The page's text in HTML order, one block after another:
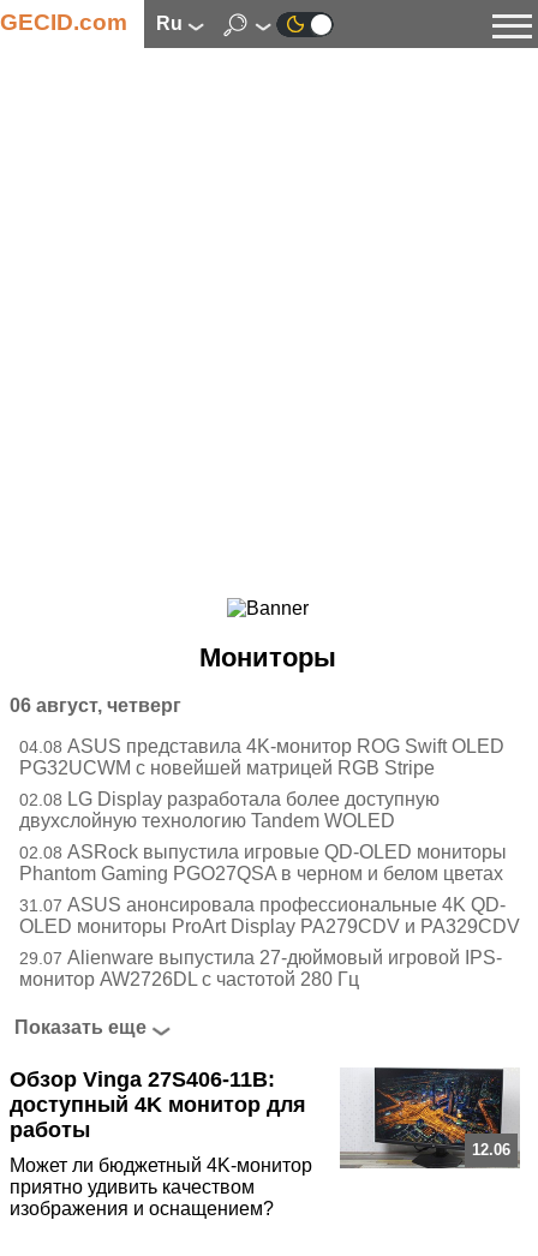
GECID.com ru
Смартфоны
Периферия
Игры
Мониторы
06 август, четверг
04.08 ASUS представила 4K-монитор ROG Swift OLED
PG32UCWM с новейшей матрицей RGB Stripe
02.08 LG Display разработала более доступную
двухслойную технологию Tandem WOLED
02.08 ASRock выпустила игровые QD-OLED мониторы
Phantom Gaming PGO27QSA в черном и белом цветах
31.07 ASUS анонсировала профессиональные 4K QD-
OLED мониторы ProArt Display PA279CDV и PA329CDV
29.07 Alienware выпустила 27-дюймовый игровой IPS-
монитор AW2726DL с частотой 280 Гц
Показать еще
Обзор Vinga 27S406-11B:
доступный 4K монитор для
работы
Может ли бюджетный 4K-монитор
приятно удивить качеством
изображения и оснащением?
12.06